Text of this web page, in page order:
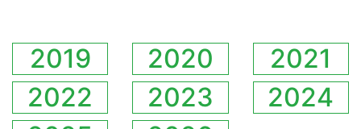
2019 2020
2021
2022
2023
2024